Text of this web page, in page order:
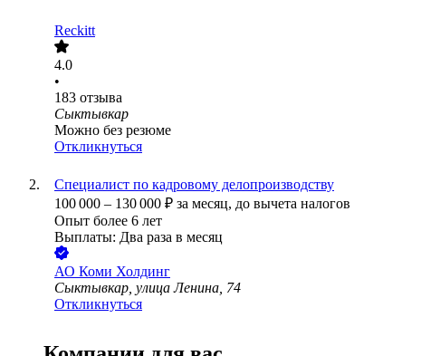
Reckitt
4.0
•
183 отзыва
Сыктывкар
Можно без резюме
Откликнуться
Специалист по кадровому делопроизводству
100 000 – 130 000 ₽ за месяц, до вычета налогов
Опыт более 6 лет
Выплаты: Два раза в месяц
АО Коми Холдинг
Сыктывкар, улица Ленина, 74
Откликнуться